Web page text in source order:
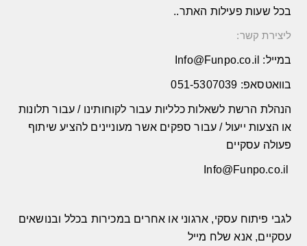
בכל שעות פעילות האתר..
ליצירת קשר:
במייל: Info@Funpo.co.il
בוואטסאפ: 051-5307039
הנהלת הרשת לשאלות כלליות עבור לקוחותינו/ עבור תלונות
או הצעות ייעול/ עבור ספקים אשר מעוניינים להציע שיתוף
פעולה עסקיים
Info@Funpo.co.il
לגבי פיתוח עסקי, ארגוני או אחרים במכירות בכלל ובנושאים
עסקיים,אנא שלח מייל